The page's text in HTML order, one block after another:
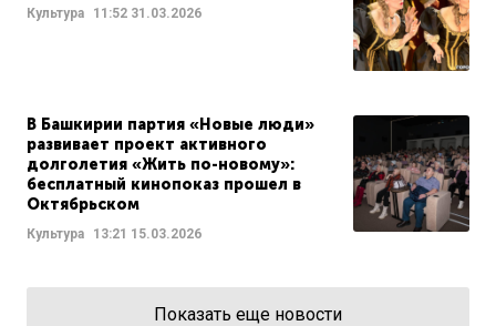
Культура 11:52 31.03.2026
В Башкирии партия «Новые люди»
развивает проект активного
долголетия «Жить по-новому»:
бесплатный кинопоказ прошел в
Октябрьском
Культура 13:21 15.03.2026
Показать еще новости